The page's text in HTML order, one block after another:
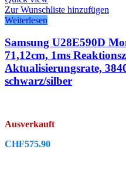
Zur Wunschliste hinzufügen
Weiterlesen
Samsung U28E590D
71,12cm, 1ms
Aktualisierungsrate,
schwarz/silber
Ausverkauft
CHF575.90